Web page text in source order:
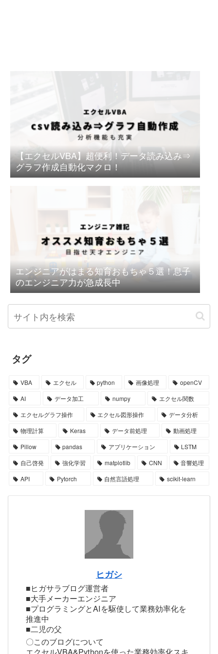
【エクセルVBA】超便利！データ読み込み⇒
グラフ作成自動化マクロ！
エンジニアがはまる知育おもちゃ５選！息子
のエンジニア力が急成長中
タグ
VBA エクセル python 画像処理
openCV
AI
データ加工 numpy
エクセル関数
エクセルグラフ操作
エクセル図形操作
データ分析
物理計算
Keras データ前処理
動画処理
Pillow
pandas アプリケーション
LSTM
自己啓発
強化学習 matplotlib CNN
音響処理
API
Pytorch 自然言語処理 scikit-learn
ヒガシ
■ヒガサラブログ運営者
■大手メーカーエンジニア
■プログラミングとAIを駆使して業務効率化を
推進中
■二児の父
〇このブログについて
エクセルVBA&Pythonを使った業務効率化スキ